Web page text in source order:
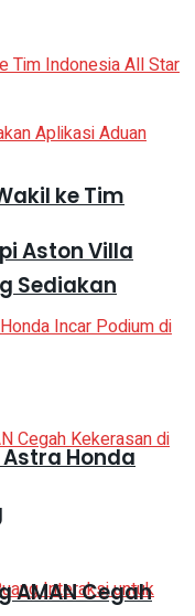
ke Tim
Aston Villa
Honda
Sediakan
AMAN Cegah